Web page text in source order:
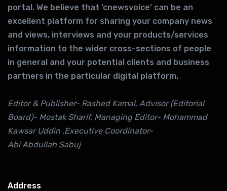
portal. We believe that ‘cnewsvoice’ can be an
excellent platform for sharing your company news
and views, interviews and your products/services
information to the wider cross-sections of people
in general and your potential clients and business
partners in the particular digital platform.
Editor & Publisher- Rashed Kamal, Advisor (Editorial
Board)- Mostak Sharif, Managing Editor- Mohammad
Kawsar Uddin ,Executive Coordinator-
Abi Abdullah Sabuj
Address